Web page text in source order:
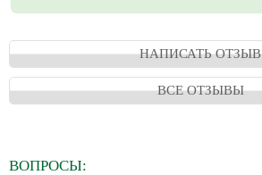
НАПИСАТЬ ОТЗЫВ
ВСЕ ОТЗЫВЫ
ВОПРОСЫ: